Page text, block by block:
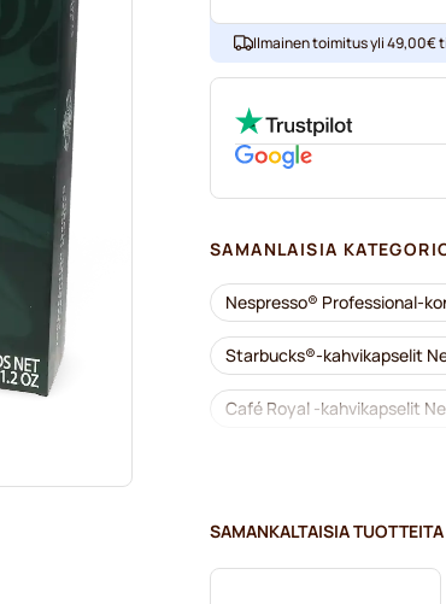
Ilmainen toimitus yli 49,00€
SAMANLAISIA
Nespresso® Professional-
Starbucks®-kahvikapselit
Café Royal -kahvikapselit
Nespresso® Professional -
Kalkinpoisto ja huolto
SAMANKALTAISIA TUOTTEITA